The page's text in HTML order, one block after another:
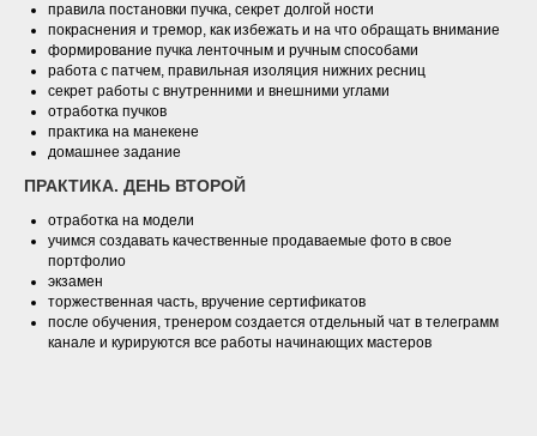
правила постановки пучка, секрет долгой ности
покраснения и тремор, как избежать и на что обращать внимание
формирование пучка ленточным и ручным способами
работа с патчем, правильная изоляция нижних ресниц
секрет работы с внутренними и внешними углами
отработка пучков
практика на манекене
домашнее задание
ПРАКТИКА. ДЕНЬ ВТОРОЙ
отработка на модели
учимся создавать качественные продаваемые фото в свое
портфолио
экзамен
торжественная часть, вручение сертификатов
после обучения, тренером создается отдельный чат в телеграмм
канале и курируются все работы начинающих мастеров